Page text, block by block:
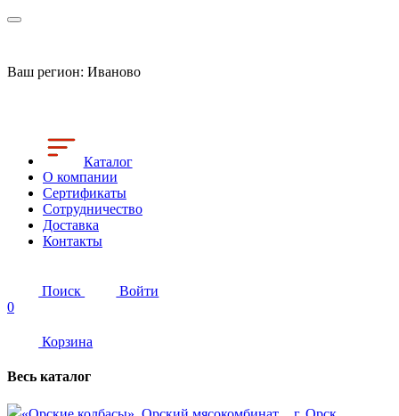
Ваш регион: Иваново
Каталог
О компании
Сертификаты
Сотрудничество
Доставка
Контакты
Поиск
Войти
0
Корзина
Весь каталог